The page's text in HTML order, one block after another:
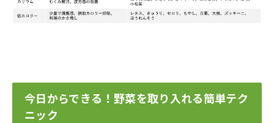
今日からできる！野菜を取り入れる簡単テク
ニック